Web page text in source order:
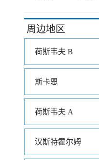
周边地区
荷斯韦夫 B
斯卡恩
荷斯韦夫 A
汉斯特霍尔姆